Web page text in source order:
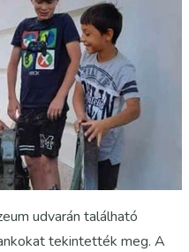
udvarán található
tekintették meg. A